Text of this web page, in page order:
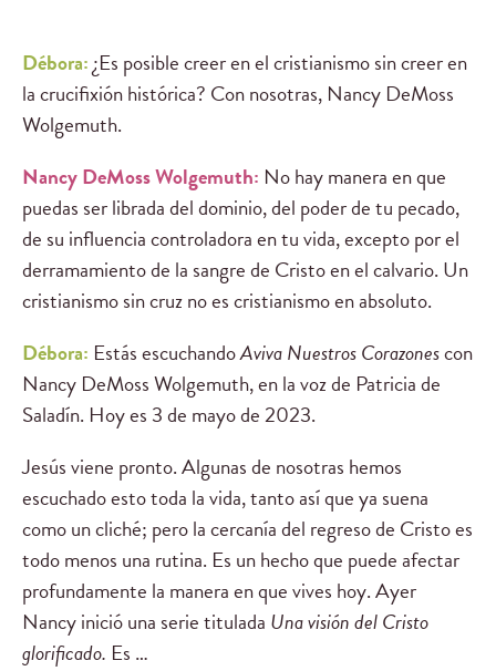
Débora:¿Es posible creer en el cristianismo sin creer en
la crucifixión histórica? Con nosotras, Nancy DeMoss
Wolgemuth.
Nancy DeMoss Wolgemuth: No hay manera en que
puedas ser librada del dominio, del poder de tu pecado,
de su influencia controladora en tu vida, excepto por el
derramamiento de la sangre de Cristo en el calvario. Un
cristianismo sin cruz no es cristianismo en absoluto.
Débora: Estás escuchandoAviva Nuestros Corazonescon
Nancy DeMoss Wolgemuth, en la voz de Patricia de
Saladín. Hoy es 3 de mayo de 2023.
Jesús viene pronto. Algunas de nosotras hemos
escuchado esto toda la vida, tanto así que ya suena
como un cliché; pero la cercanía del regreso de Cristo es
todo menos una rutina. Es un hecho que puede afectar
profundamente la manera en que vives hoy. Ayer
Nancy inició una serie titulada Una visión del Cristo
glorificado. Es …